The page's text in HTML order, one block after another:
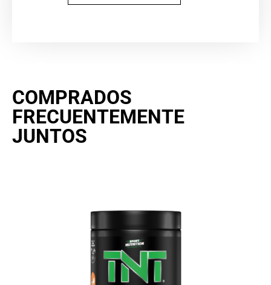
COMPRADOS
FRECUENTEMENTE
JUNTOS